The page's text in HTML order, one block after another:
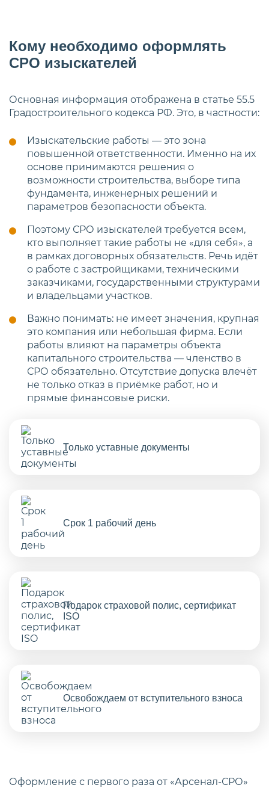
Кому необходимо оформлять
СРО изыскателей
Основная информация отображена в статье 55.5
Градостроительного кодекса РФ. Это, в частности:
Изыскательские работы — это зона
повышенной ответственности. Именно на их
основе принимаются решения о
возможности строительства, выборе типа
фундамента, инженерных решений и
параметров безопасности объекта.
Поэтому СРО изыскателей требуется всем,
кто выполняет такие работы не «для себя», а
в рамках договорных обязательств. Речь идёт
о работе с застройщиками, техническими
заказчиками, государственными структурами
и владельцами участков.
Важно понимать: не имеет значения, крупная
это компания или небольшая фирма. Если
работы влияют на параметры объекта
капитального строительства — членство в
СРО обязательно. Отсутствие допуска влечёт
не только отказ в приёмке работ, но и
прямые финансовые риски.
Только уставные документы
Срок 1 рабочий день
Подарок страховой полис, сертификат
ISO
Освобождаем от вступительного взноса
Оформление с первого раза от «Арсенал-СРО»